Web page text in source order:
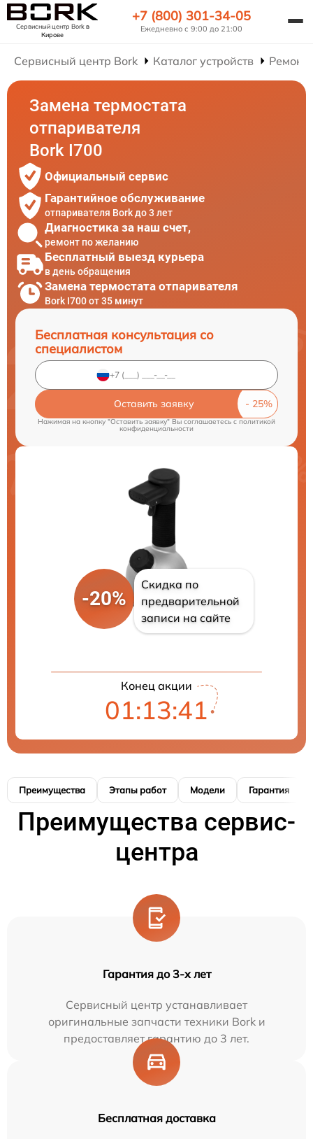
Сервисный центр Borkв
Кирове
+7 (800) 301-34-05
Ежедневно с 9:00 до 21:00
Сервисный центр Bork Каталог устройств Ремонт
Замена термостата
отпаривателя
Bork I700
Официальный сервис
Гарантийное обслуживание
отпаривателя Bork до 3 лет
Диагностика за наш счет,
ремонт по желанию
Бесплатный выезд курьера
в день обращения
Замена термостата отпаривателя
Bork I700 от 35 минут
Бесплатная консультация со
специалистом
Оставить заявку
Нажимая на кнопку "Оставить заявку" Вы соглашаетесь cполитикой
конфиденциальности
-20%
Скидка по
предварительной
записи на сайте
Конец акции
01:13:40
Преимущества Этапы работ Модели Гарантия
Преимущества сервис-
центра
Гарантия до 3-х лет
Сервисный центр устанавливает
оригинальные запчасти техники Bork и
предоставляет гарантию до 3 лет.
Бесплатная доставка